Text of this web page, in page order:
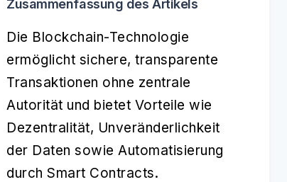
Zusammenfassung des Artikels
Die Blockchain-Technologie
ermöglicht sichere, transparente
Transaktionen ohne zentrale
Autorität und bietet Vorteile wie
Dezentralität, Unveränderlichkeit
der Daten sowie Automatisierung
durch Smart Contracts.